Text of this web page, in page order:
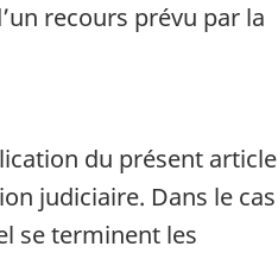
recours prévu par la
du présent article
judiciaire. Dans le cas
se terminent les